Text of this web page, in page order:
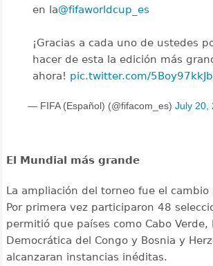
en la@fifaworldcup_es
¡Gracias a cada uno de ustedes
hacer de esta la edición más
ahora! pic.twitter.com/5Boy97kkJb
— FIFA (Español) (@fifacom_es) July 20,
El Mundial más grande
La ampliación del torneo fue el
Por primera vez participaron 48
permitió que países como Cabo Verde,
Democrática del Congo y Bosnia y
alcanzaran instancias inéditas.